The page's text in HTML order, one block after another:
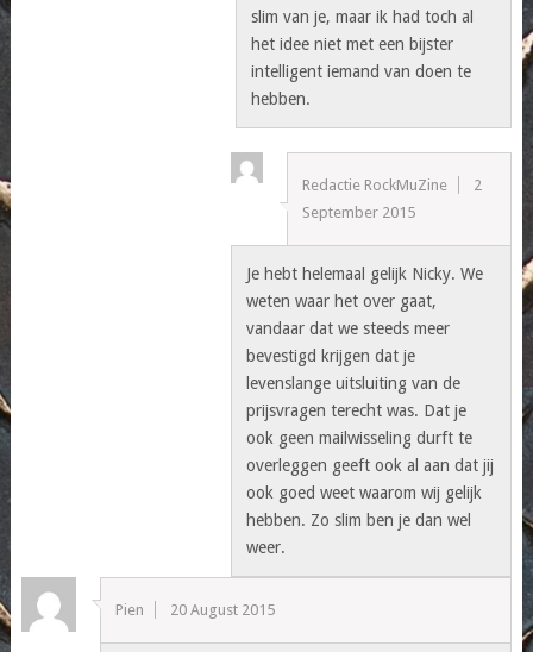
slim van je, maar ik had toch al
het idee niet met een bijster
intelligent iemand van doen te
hebben.
Redactie RockMuZine
2
September 2015
Je hebt helemaal gelijk Nicky. We
weten waar het over gaat,
vandaar dat we steeds meer
bevestigd krijgen dat je
levenslange uitsluiting van de
prijsvragen terecht was. Dat je
ook geen mailwisseling durft te
overleggen geeft ook al aan dat jij
ook goed weet waarom wij gelijk
hebben. Zo slim ben je dan wel
weer.
Pien 20 August 2015